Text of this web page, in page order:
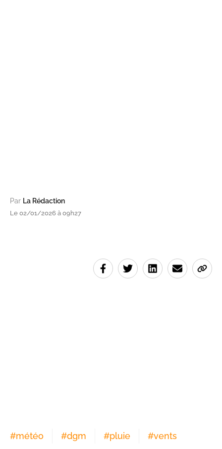
Par La Rédaction
Le 02/01/2026 à 09h27
#météo #dgm #pluie #vents